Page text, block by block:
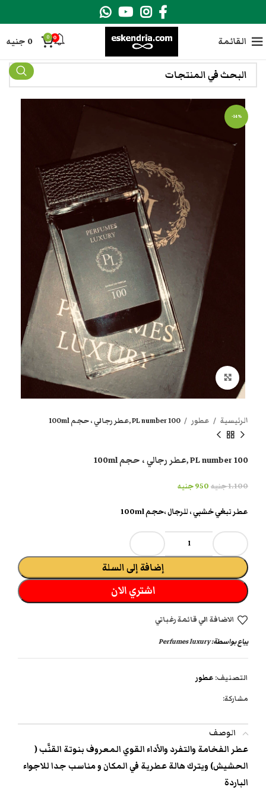
القائمة 0
0
0 جنيه
-14%
انقر هنا لتكبير الصورة
الرئيسية عطور PL number 100 ,عطر رجالي ، حجم 100ml
PL number 100 ,عطر رجالي ، حجم 100ml
1.100جنيه 950جنيه
عطر تبغي خشبي ، للرجال ،حجم 100ml
إضافة إلى السلة
اشتري الان
الاضافة الي قائمة رغباتي
يباع بواسطة:Perfumes luxury
التصنيف: عطور
مشاركة:
الوصف
عطر الفخامة والتفرد والأداء القوي المعروف بنوتة القنَّب (
الحشيش) ويترك هالة عطرية في المكان و مناسب جدا للاجواء
الباردة